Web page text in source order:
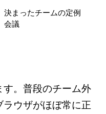
決まったチームの定例
会議
。普段のチーム外
ウザがほぼ常に正